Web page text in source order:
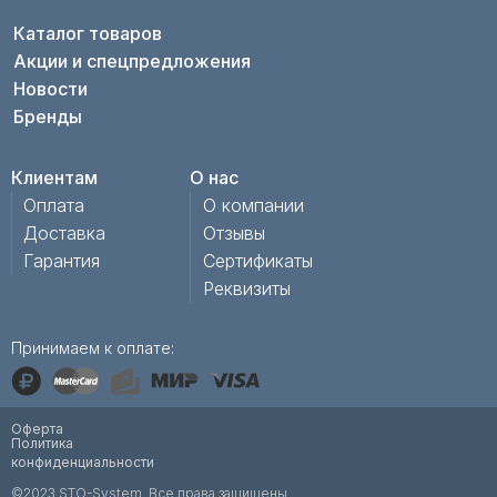
Каталог товаров
Акции и спецпредложения
Новости
Бренды
Клиентам
Оплата
Доставка
Гарантия
О нас
О компании
Отзывы
Сертификаты
Реквизиты
Принимаем к оплате:
©2023 STO-System. Все права защищены.
Политика
конфиденциальности
Оферта